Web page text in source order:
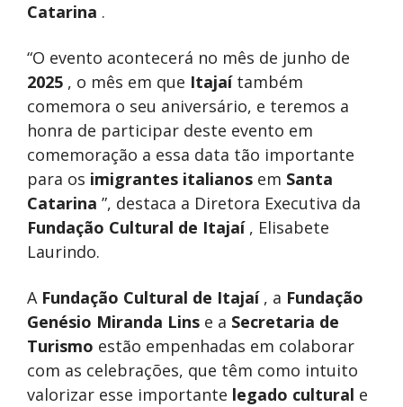
Catarina .
“O evento acontecerá no mês de junho de
2025 , o mês em que Itajaítambém
comemora o seu aniversário, e teremos a
honra de participar deste evento em
comemoração a essa data tão importante
para os imigrantes italianos em Santa
Catarina ”, destaca a Diretora Executiva da
Fundação Cultural de Itajaí, Elisabete
Laurindo.
A Fundação Cultural de Itajaí, a Fundação
Genésio Miranda Lins e a Secretaria de
Turismo estão empenhadas em colaborar
com as celebrações, que têm como intuito
valorizar esse importante legado cultural e